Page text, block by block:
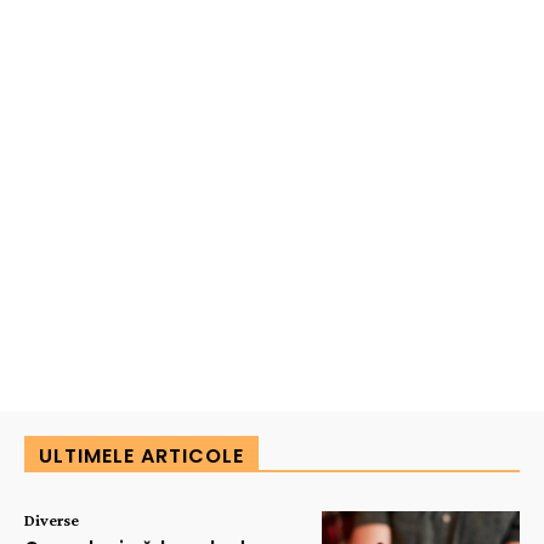
ULTIMELE ARTICOLE
Diverse